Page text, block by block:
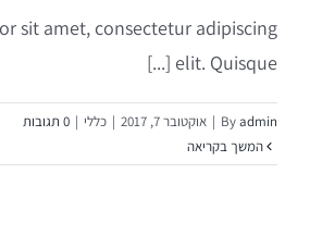
sit amet, consectetur adipiscing
elit. Quisque [...]
Byadmin
| אוקטובר 7, 2017 | כללי | 0 תגובות
המשך בקריאה